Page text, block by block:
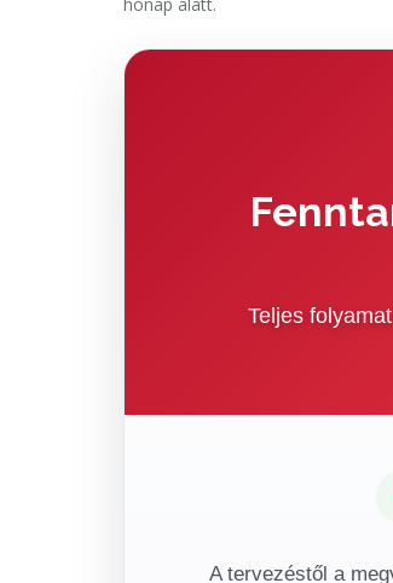
Teljes
A tervezéstől a